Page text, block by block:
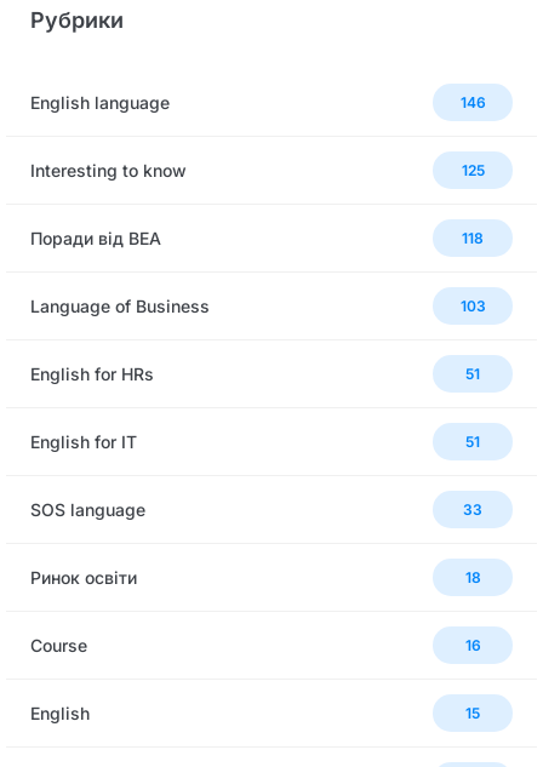
Рубрики
English language 146
Interesting to know 125
Поради від BEA 118
Language of Business 103
English for HRs 51
English for IT 51
SOS language 33
Ринок освіти 18
Сourse 16
English 15